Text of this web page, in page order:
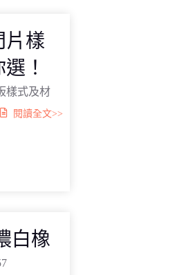
片樣
！
樣式及材
閱讀全文>>
白橡